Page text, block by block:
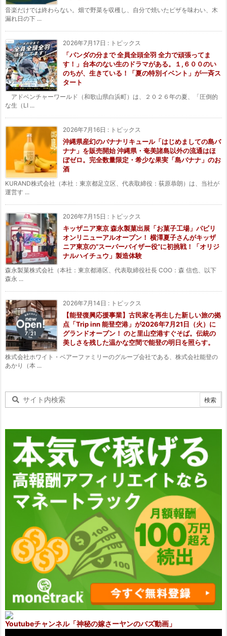
音楽だけでは終わらない。畑で野菜を収穫し、自分で焼いたピザを味わい、木
漏れ日の下 ...
2026年7月17日 : トピックス
「パンダの分まで 全員全頭全羽 全力で頑張ってま
す！」台本のない生のドラマがある。１,６００のい
のちが、生きている！「夏の特別イベント」が一斉ス
タート
アドベンチャーワールド（和歌山県白浜町）は、２０２６年の夏、「圧倒的
な生（LI ...
2026年7月16日 : トピックス
沖縄県産幻のバナナリキュール「はじめましての島バ
ナナ」を販売開始 沖縄県・奄美諸島以外の流通はほ
ぼゼロ。完全数量限定・希少な果実「島バナナ」のお
酒
KURAND株式会社（本社：東京都足立区、代表取締役：荻原恭朗）は、当社が
運営す ...
2026年7月15日 : トピックス
キッザニア東京 森永製菓出展「お菓子工場」パビリ
オンリニューアルオープン！ 横澤夏子さんがキッザ
ニア東京の“スーパーバイザー役”に初挑戦！「オリジ
ナルハイチュウ」製造体験
森永製菓株式会社（本社：東京都港区、代表取締役社長 COO：森 信也、以下
森永 ...
2026年7月14日 : トピックス
【能登復興応援事業】古民家を再生した新しい旅の拠
点「Trip inn 能登空港」が2026年7月21日（火）に
グランドオープン！ のと里山空港すぐそば。伝統の
美しさを残した温かな空間で能登の明日を照らす。
株式会社ホワイト・ベアーファミリーのグループ会社である、株式会社能登の
あかり（本 ...
Youtubeチャンネル「神秘の嫁さーヤンのバズ動画」